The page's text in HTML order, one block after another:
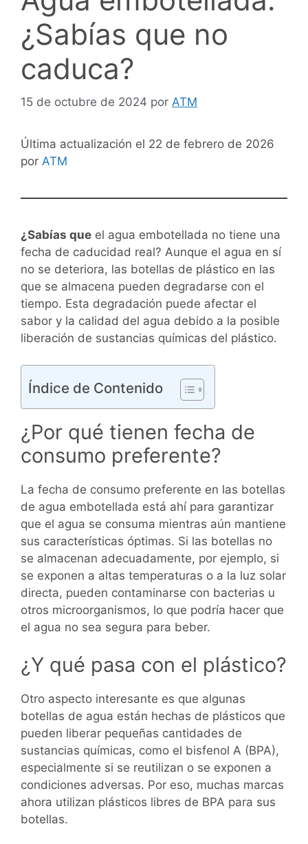
¿Sabías que no
caduca?
15 de octubre de 2024 por ATM
Última actualización el 22 de febrero de 2026
por ATM
¿Sabías que el agua embotellada no tiene una
fecha de caducidad real? Aunque el agua en sí
no se deteriora, las botellas de plástico en las
que se almacena pueden degradarse con el
tiempo. Esta degradación puede afectar el
sabor y la calidad del agua debido a la posible
liberación de sustancias químicas del plástico.
Índice de Contenido
¿Por qué tienen fecha de
consumo preferente?
La fecha de consumo preferente en las botellas
de agua embotellada está ahí para garantizar
que el agua se consuma mientras aún mantiene
sus características óptimas. Si las botellas no
se almacenan adecuadamente, por ejemplo, si
se exponen a altas temperaturas o a la luz solar
directa, pueden contaminarse con bacterias u
otros microorganismos, lo que podría hacer que
el agua no sea segura para beber.
¿Y qué pasa con el plástico?
Otro aspecto interesante es que algunas
botellas de agua están hechas de plásticos que
pueden liberar pequeñas cantidades de
sustancias químicas, como el bisfenol A (BPA),
especialmente si se reutilizan o se exponen a
condiciones adversas. Por eso, muchas marcas
ahora utilizan plásticos libres de BPA para sus
botellas.